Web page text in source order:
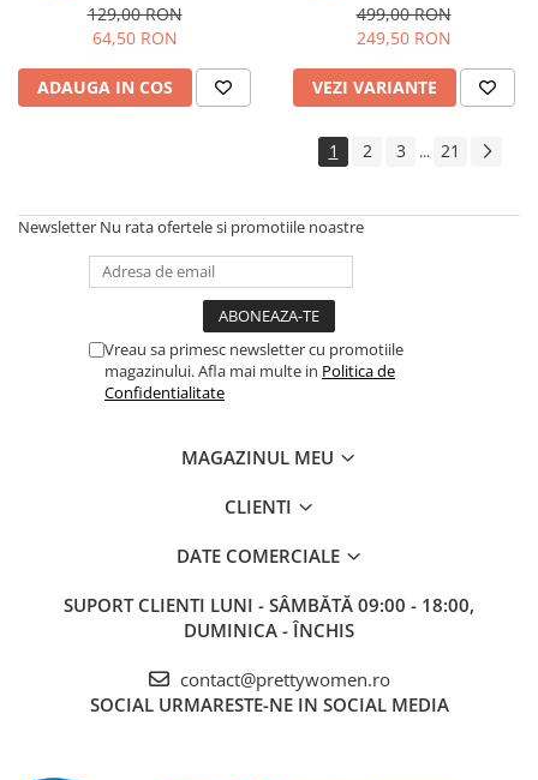
129,00 RON
64,50 RON
ADAUGA IN COS
499,00 RON
249,50 RON
VEZI VARIANTE
1 2 3 ... 21
Newsletter Nu rata ofertele si promotiile noastre
Vreau sa primesc newsletter cu promotiile
magazinului. Afla mai multe in Politica de
Confidentialitate
MAGAZINUL MEU
CLIENTI
DATE COMERCIALE
SUPORT CLIENTI LUNI - SÂMBĂTĂ 09:00 - 18:00,
DUMINICA - ÎNCHIS
contact@prettywomen.ro
SOCIAL URMARESTE-NE IN SOCIAL MEDIA